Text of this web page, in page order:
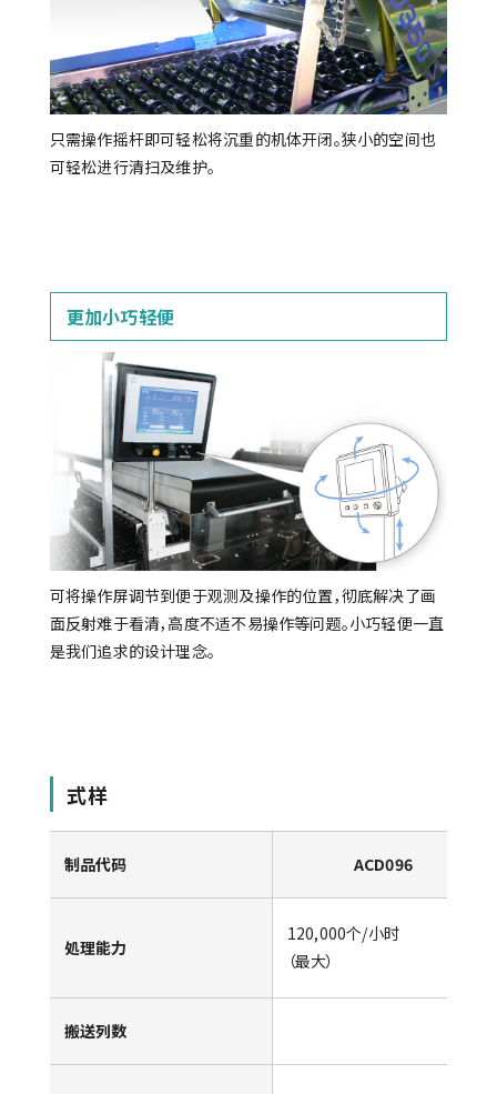
只需操作摇杆即可轻松将沉重的机体开闭。狭小的空间也
可轻松进行清扫及维护。
更加小巧轻便
可将操作屏调节到便于观测及操作的位置，彻底解决了画
面反射难于看清，高度不适不易操作等问题。小巧轻便一直
是我们追求的设计理念。
式样
制品代码 ACD096
処理能力
120,000个/小时
（最大）
搬送列数